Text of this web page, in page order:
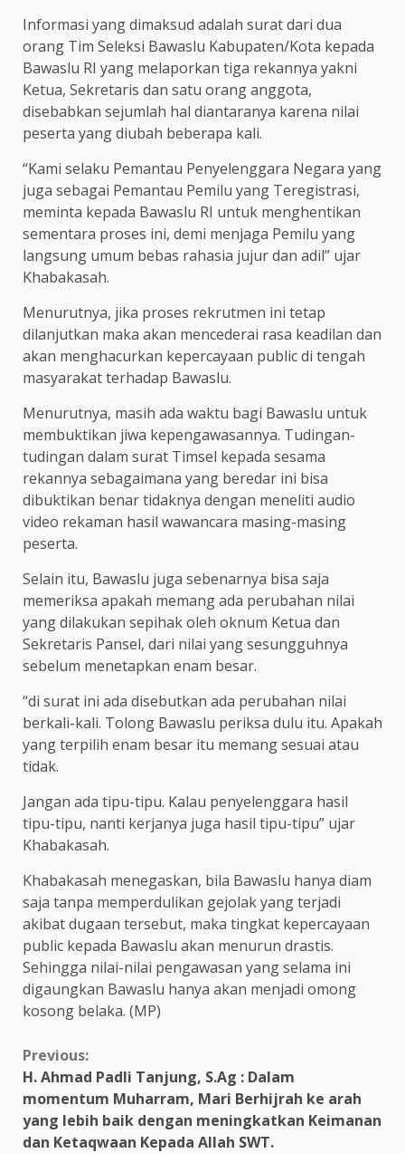
Informasi yang dimaksud adalah surat dari dua
orang Tim Seleksi Bawaslu Kabupaten/Kota kepada
Bawaslu RI yang melaporkan tiga rekannya yakni
Ketua, Sekretaris dan satu orang anggota,
disebabkan sejumlah hal diantaranya karena nilai
peserta yang diubah beberapa kali.
“Kami selaku Pemantau Penyelenggara Negara yang
juga sebagai Pemantau Pemilu yang Teregistrasi,
meminta kepada Bawaslu RI untuk menghentikan
sementara proses ini, demi menjaga Pemilu yang
langsung umum bebas rahasia jujur dan adil” ujar
Khabakasah.
Menurutnya, jika proses rekrutmen ini tetap
dilanjutkan maka akan mencederai rasa keadilan dan
akan menghacurkan kepercayaan public di tengah
masyarakat terhadap Bawaslu.
Menurutnya, masih ada waktu bagi Bawaslu untuk
membuktikan jiwa kepengawasannya. Tudingan-
tudingan dalam surat Timsel kepada sesama
rekannya sebagaimana yang beredar ini bisa
dibuktikan benar tidaknya dengan meneliti audio
video rekaman hasil wawancara masing-masing
peserta.
Selain itu, Bawaslu juga sebenarnya bisa saja
memeriksa apakah memang ada perubahan nilai
yang dilakukan sepihak oleh oknum Ketua dan
Sekretaris Pansel, dari nilai yang sesungguhnya
sebelum menetapkan enam besar.
“di surat ini ada disebutkan ada perubahan nilai
berkali-kali. Tolong Bawaslu periksa dulu itu. Apakah
yang terpilih enam besar itu memang sesuai atau
tidak.
Jangan ada tipu-tipu. Kalau penyelenggara hasil
tipu-tipu, nanti kerjanya juga hasil tipu-tipu” ujar
Khabakasah.
Khabakasah menegaskan, bila Bawaslu hanya diam
saja tanpa memperdulikan gejolak yang terjadi
akibat dugaan tersebut, maka tingkat kepercayaan
public kepada Bawaslu akan menurun drastis.
Sehingga nilai-nilai pengawasan yang selama ini
digaungkan Bawaslu hanya akan menjadi omong
kosong belaka. (MP)
Continue
Reading
Previous:
H. Ahmad Padli Tanjung, S.Ag : Dalam
momentum Muharram, Mari Berhijrah ke arah
yang lebih baik dengan meningkatkan Keimanan
dan Ketaqwaan Kepada Allah SWT.